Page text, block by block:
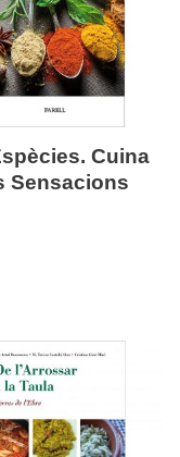
Cuina
Sensacions